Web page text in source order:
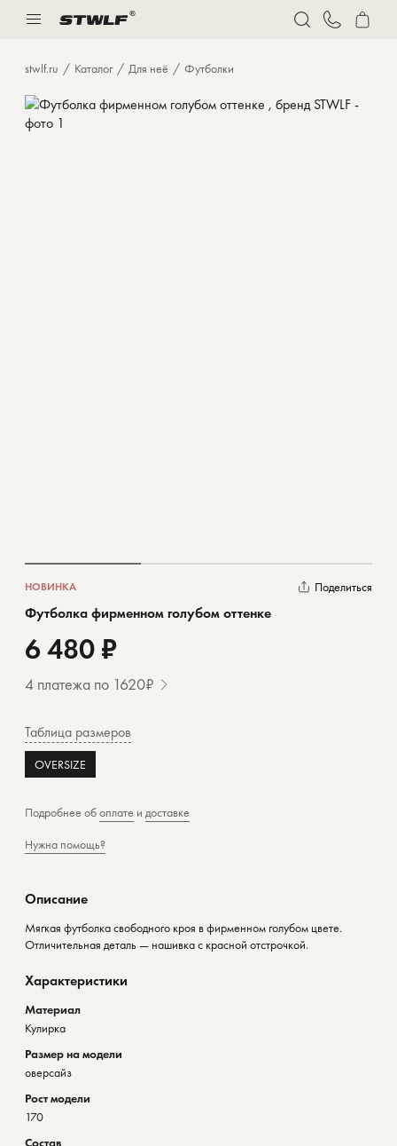
Спорт
Костюмы
Толстовки и худи
Футболки
stwlf.ru Каталог Для неё Футболки
Поделиться
НОВИНКА
Футболка фирменном голубом оттенке
6 480 ₽
4 платежа по 1620₽
Таблица размеров
OVERSIZE
Подробнее обоплате и доставке
Нужна помощь?
Описание
Мягкая футболка свободного кроя в фирменном голубом цвете.
Отличительная деталь — нашивка с красной отстрочкой.
Характеристики
Материал
Кулирка
Размер на модели
оверсайз
Рост модели
170
Состав